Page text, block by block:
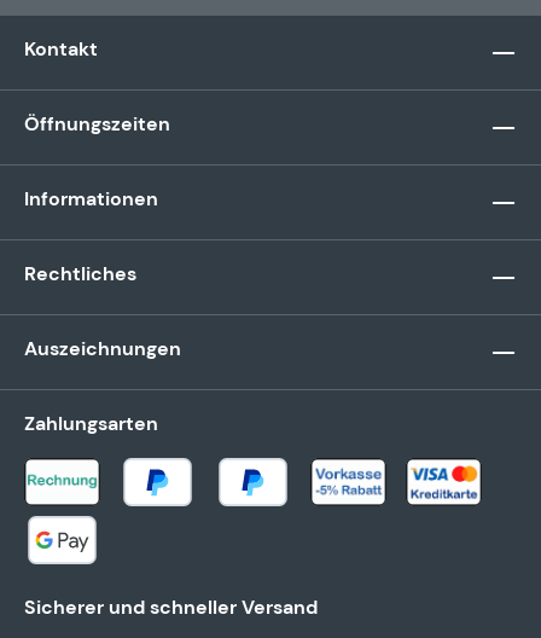
Kontakt
Öffnungszeiten
Informationen
Rechtliches
Auszeichnungen
Zahlungsarten
Sicherer und schneller Versand